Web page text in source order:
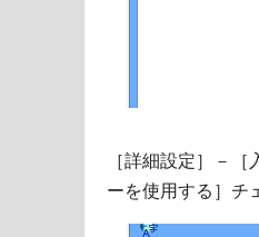
［詳細設定］－
ーを使用する］チ